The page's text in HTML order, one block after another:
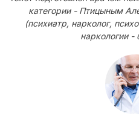
категории - Птицыным
(психиатр, нарколог,
наркологии -